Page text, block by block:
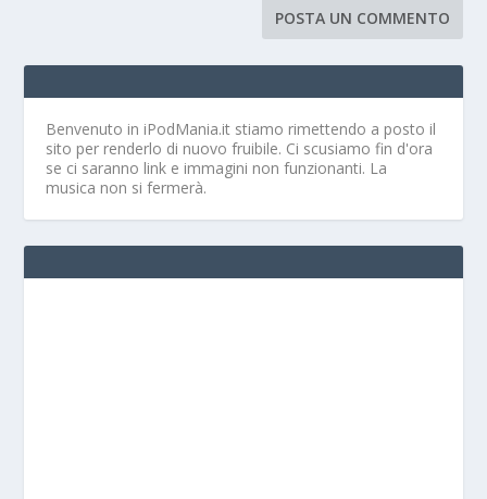
Benvenuto in iPodMania.it stiamo rimettendo a posto il
sito per renderlo di nuovo fruibile. Ci scusiamo fin d'ora
se ci saranno link e immagini non funzionanti. La
musica non si fermerà.